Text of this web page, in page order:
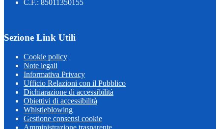
C.F.: 85011350155
Sezione Link Utili
Cookie policy
Note legali
Informativa Privacy
Ufficio Relazioni con il Pubblico
Dichiarazione di accessibilità
Obiettivi di accessibilità
Whistleblowing
Gestione consensi cookie
Amministrazione trasparente